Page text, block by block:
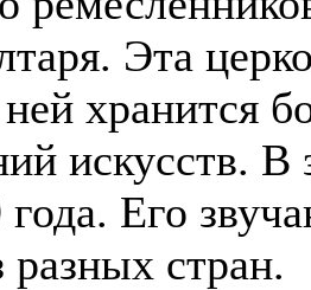
Эта
хранится
искусств.
года. Его
разных стран.